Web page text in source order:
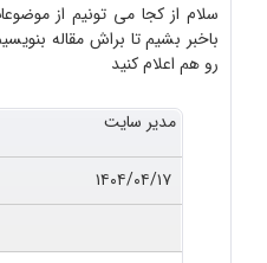
سلام از کجا می تونیم از
باخبر بشیم تا براش مقاله
رو هم اعلام کنید
مدیر سایت
۱۴۰۴/۰۴/۱۷